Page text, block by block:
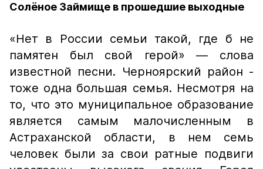
Солёное Займище в прошедшие выходные
«Нет в России семьи такой, где б не
памятен был свой герой» — слова
известной песни. Черноярский район -
тоже одна большая семья. Несмотря на
то, что это муниципальное образование
является самым малочисленным в
Астраханской области, в нем семь
человек были за свои ратные подвиги